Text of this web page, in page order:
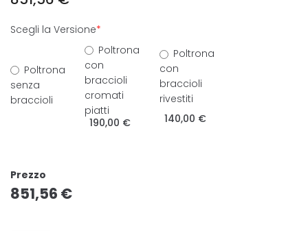
Scegli la Versione*
Poltrona
senza
braccioli
Poltrona
con
braccioli
cromati
piatti
190,00 €
Poltrona
con
braccioli
rivestiti
140,00 €
Prezzo
851,56 €